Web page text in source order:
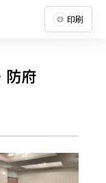
印刷
防府